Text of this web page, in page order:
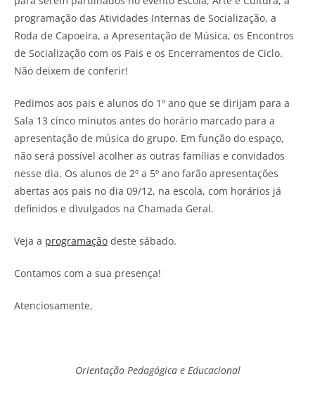
programação das Atividades Internas de Socialização, a
Roda de Capoeira, a Apresentação de Música, os Encontros
de Socialização com os Pais e os Encerramentos de Ciclo.
Não deixem de conferir!
Pedimos aos pais e alunos do 1º ano que se dirijam para a
Sala 13 cinco minutos antes do horário marcado para a
apresentação de música do grupo. Em função do espaço,
não será possível acolher as outras famílias e convidados
nesse dia. Os alunos de 2º a 5º ano farão apresentações
abertas aos pais no dia 09/12, na escola, com horários já
definidos e divulgados na Chamada Geral.
Veja a programação deste sábado.
Contamos com a sua presença!
Atenciosamente,
Orientação Pedagógica e Educacional